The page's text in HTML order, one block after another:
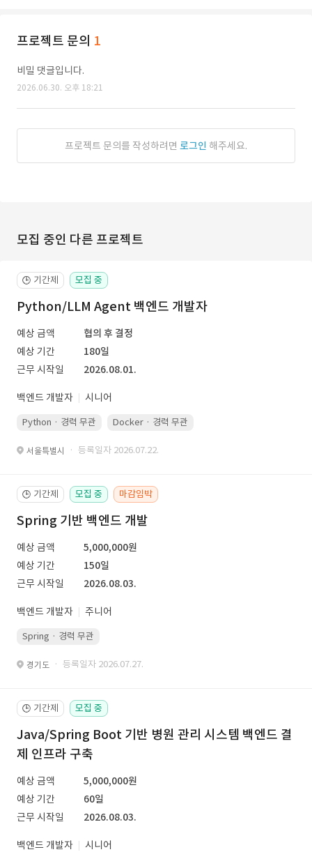
프로젝트 문의 1
비밀 댓글입니다.
2026.06.30. 오후 18:21
프로젝트 문의를 작성하려면 로그인 해주세요.
모집 중인 다른 프로젝트
🕒 기간제 모집 중
Python/LLM Agent 백엔드 개발자
예상 금액
협의 후 결정
예상 기간
180일
근무 시작일
2026.08.01.
백엔드 개발자 시니어
Python · 경력 무관 Docker · 경력 무관
서울특별시 · 등록일자 2026.07.22.
🕒 기간제 모집 중 마감임박
Spring 기반 백엔드 개발
예상 금액
5,000,000원
예상 기간
150일
근무 시작일
2026.08.03.
백엔드 개발자 주니어
Spring · 경력 무관
경기도 · 등록일자 2026.07.27.
🕒 기간제 모집 중
Java/Spring Boot 기반 병원 관리 시스템 백엔드 결
제 인프라 구축
예상 금액
5,000,000원
예상 기간
60일
근무 시작일
2026.08.03.
백엔드 개발자
시니어